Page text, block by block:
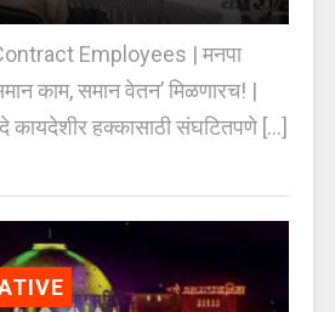
Employees | मनपा
काम, समान वेतन’ मिळणारच! |
कायदेशीर हक्कासाठी संघटितपणे [...]